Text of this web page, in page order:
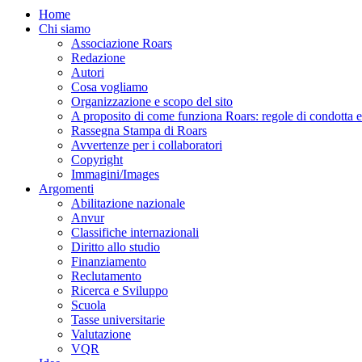
Home
Chi siamo
Associazione Roars
Redazione
Autori
Cosa vogliamo
Organizzazione e scopo del sito
A proposito di come funziona Roars: regole di condotta
Rassegna Stampa di Roars
Avvertenze per i collaboratori
Copyright
Immagini/Images
Argomenti
Abilitazione nazionale
Anvur
Classifiche internazionali
Diritto allo studio
Finanziamento
Reclutamento
Ricerca e Sviluppo
Scuola
Tasse universitarie
Valutazione
VQR